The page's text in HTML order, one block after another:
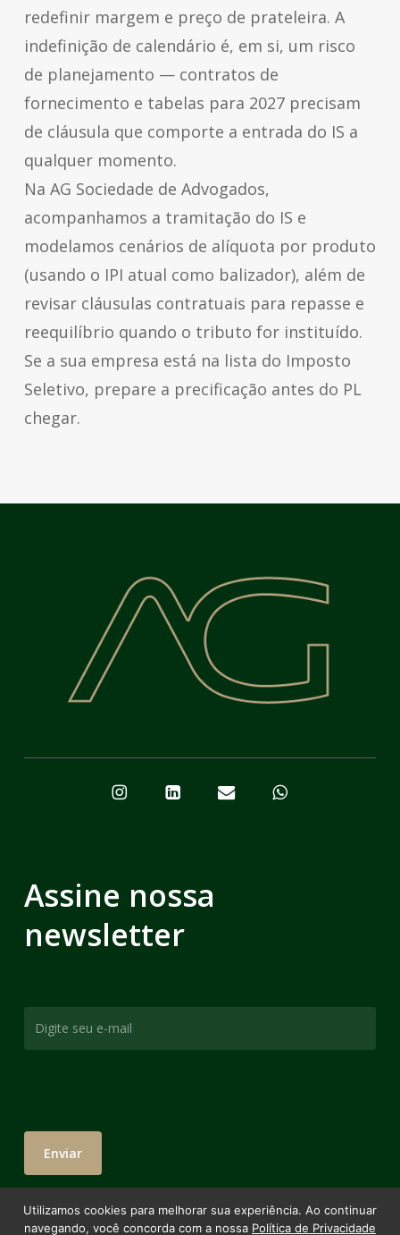
redefinir margem e preço de prateleira. A
indefinição de calendário é, em si, um risco
de planejamento — contratos de
fornecimento e tabelas para 2027 precisam
de cláusula que comporte a entrada do IS a
qualquer momento.
Na AG Sociedade de Advogados,
acompanhamos a tramitação do IS e
modelamos cenários de alíquota por produto
(usando o IPI atual como balizador), além de
revisar cláusulas contratuais para repasse e
reequilíbrio quando o tributo for instituído.
Se a sua empresa está na lista do Imposto
Seletivo, prepare a precificação antes do PL
chegar.
Assine nossa
newsletter
Utilizamos cookies para melhorar sua experiência. Ao continuar
navegando, você concorda com a nossa Política de Privacidade